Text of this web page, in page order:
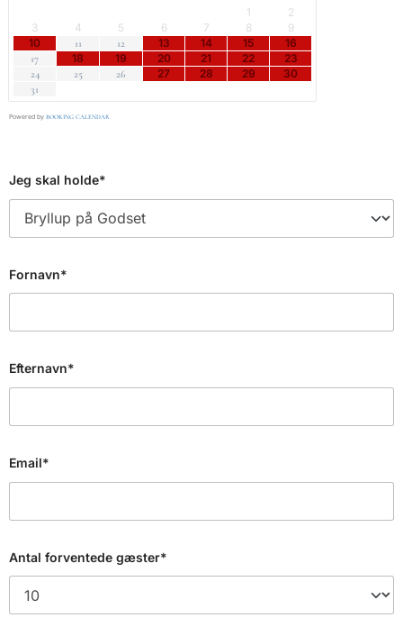
1
2
3
4 5 6 7 8
9
10
11 12 13 14 15 16
17 18 19 20 21 22 23
24 25 26 27 28 29 30
31
Powered by BOOKING CALENDAR
Jeg skal holde*
Fornavn*
Efternavn*
Email*
Antal forventede gæster*